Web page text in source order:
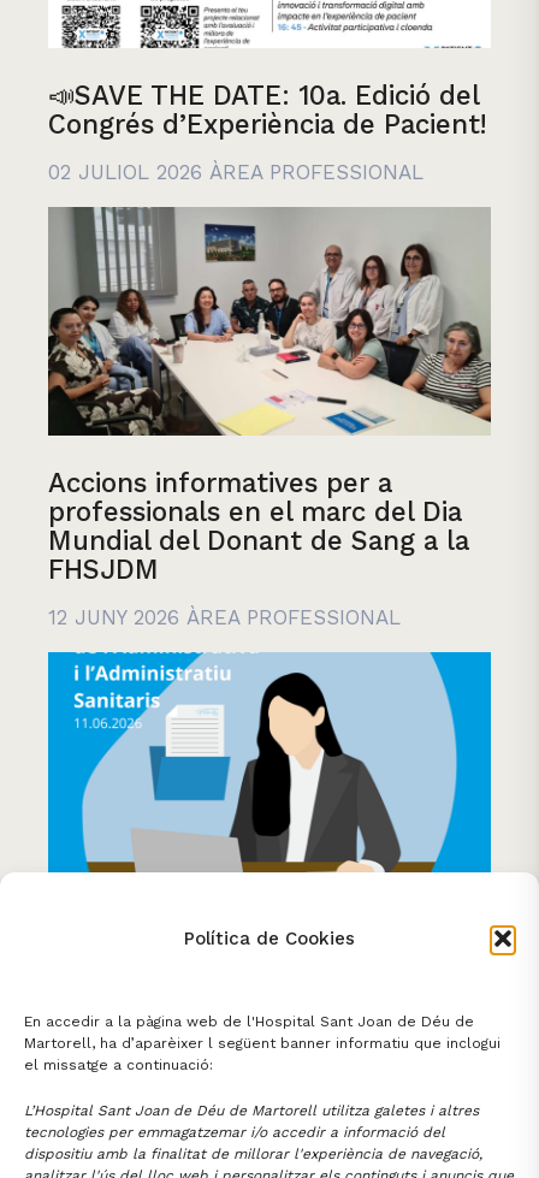
Política de Cookies
En accedir a la pàgina web de l'Hospital Sant Joan de Déu de
Martorell, ha d’aparèixer l següent banner informatiu que inclogui
el missatge a continuació:
L’Hospital Sant Joan de Déu de Martorell utilitza galetes i altres
tecnologies per emmagatzemar i/o accedir a informació del
dispositiu amb la finalitat de millorar l'experiència de navegació,
📣SAVE THE DATE: 10a. Edició del
Congrés d’Experiència de Pacient!
02 JULIOL 2026 ÀREA PROFESSIONAL
Accions informatives per a
professionals en el marc del Dia
Mundial del Donant de Sang a la
FHSJDM
12 JUNY 2026 ÀREA PROFESSIONAL
La FHSJDM reconeix la tasca
11 JUNY 2026 ÀREA PROFESSIONAL